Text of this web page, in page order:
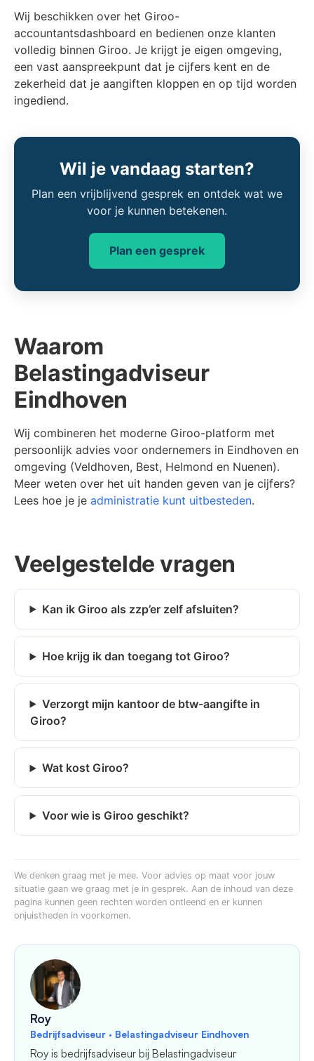
Wij beschikken over het Giroo-
accountantsdashboard en bedienen onze klanten
volledig binnen Giroo. Je krijgt je eigen omgeving,
een vast aanspreekpunt dat je cijfers kent en de
zekerheid dat je aangiften kloppen en op tijd worden
ingediend.
Wil je vandaag starten?
Plan een vrijblijvend gesprek en ontdek wat we
voor je kunnen betekenen.
Plan een gesprek
Waarom
Belastingadviseur
Eindhoven
Wij combineren het moderne Giroo-platform met
persoonlijk advies voor ondernemers in Eindhoven en
omgeving (Veldhoven, Best, Helmond en Nuenen).
Meer weten over het uit handen geven van je cijfers?
Lees hoe je je administratie kunt uitbesteden.
Veelgestelde vragen
Kan ik Giroo als zzp’er zelf afsluiten?
Hoe krijg ik dan toegang tot Giroo?
Verzorgt mijn kantoor de btw-aangifte in
Giroo?
Wat kost Giroo?
Voor wie is Giroo geschikt?
We denken graag met je mee. Voor advies op maat voor jouw
situatie gaan we graag met je in gesprek. Aan de inhoud van deze
pagina kunnen geen rechten worden ontleend en er kunnen
onjuistheden in voorkomen.
Roy
Bedrijfsadviseur · Belastingadviseur Eindhoven
Roy is bedrijfsadviseur bij Belastingadviseur